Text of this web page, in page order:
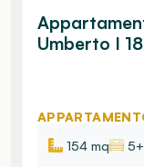
Umberto I
154 mq